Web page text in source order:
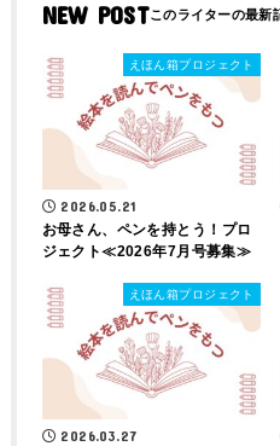
NEW POST
えほん箱プロジェクト
2026.05.21
お母さん、ペンを持とう！プロ
ジェクト≪2026年7月号募集≫
えほん箱プロジェクト
2026.03.27